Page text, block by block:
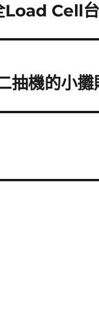
Load Cell
抽機的小攤